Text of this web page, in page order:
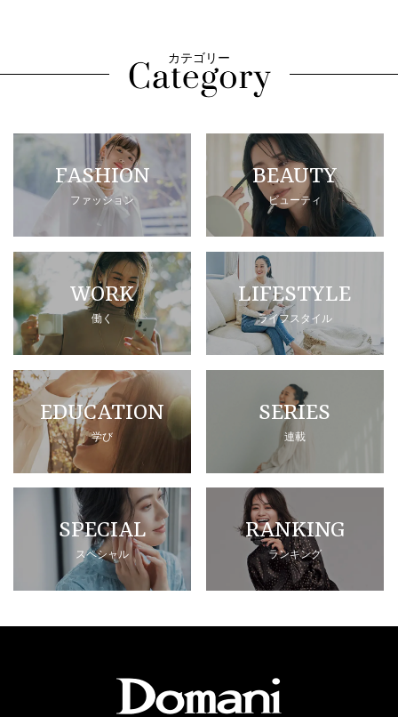
カテゴリー
FASHION
ファッション
BEAUTY
ビューティ
WORK
働く
LIFESTYLE
ライフスタイル
EDUCATION
学び
SERIES
連載
SPECIAL
スペシャル
RANKING
ランキング